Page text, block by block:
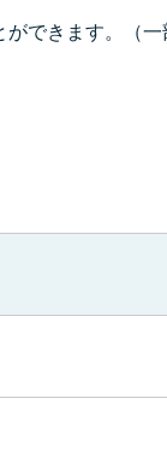
できます。（一